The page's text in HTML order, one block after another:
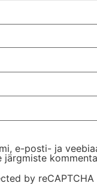
e-posti- ja
järgmiste
by